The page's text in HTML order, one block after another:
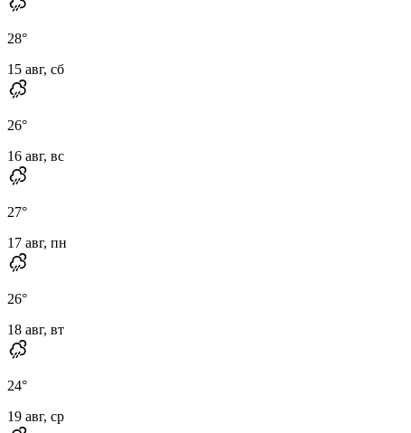
28°
15 авг, сб
26°
16 авг, вс
27°
17 авг, пн
26°
18 авг, вт
24°
19 авг, ср